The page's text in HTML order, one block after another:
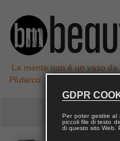
La mente non è un vaso
Plutarco
GDPR
Per poter gestire al
piccoli file di testo
di questo sito Web.